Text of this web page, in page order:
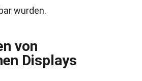
wurden.
von
Displays